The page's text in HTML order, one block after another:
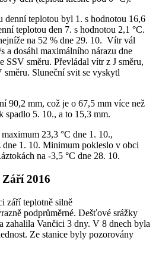
denní teplotou byl 1. s hodnotou 16,6
teplotou den 7. s hodnotou 2,1 °C.
na 52 % dne 29. 10. Vítr vál
a dosáhl maximálního nárazu dne
SSV směru. Převládal vítr z J směru,
Sluneční svit se vyskytl
90,2 mm, což je o 67,5 mm více než
spadlo 5. 10., a to 15,3 mm.
23,3 °C dne 1. 10.,
dne 1. 10. Minimum pokleslo v obci
na -3,5 °C dne 28. 10.
Září 2016
září teplotně silně
podprůměrné. Dešťové srážky
zahalila Vančici 3 dny. V 8 dnech byla
Ze stanice byly pozorovány